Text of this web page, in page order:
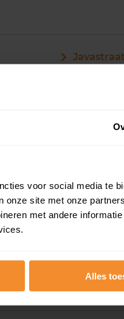
voor social media te
onze site met onze
met andere
Alles